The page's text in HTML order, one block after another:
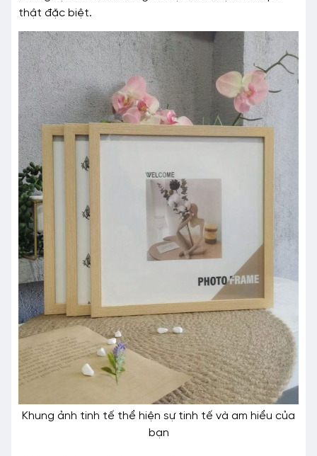
thật đặc biệt.
Khung ảnh tinh tế thể hiện sự tinh tế và am hiểu của
bạn